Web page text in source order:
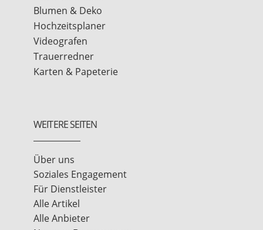
Blumen & Deko
Hochzeitsplaner
Videografen
Trauerredner
Karten & Papeterie
WEITERE SEITEN
Über uns
Soziales Engagement
Für Dienstleister
Alle Artikel
Alle Anbieter